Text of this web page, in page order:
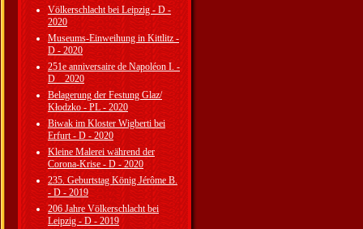
Völkerschlacht bei Leipzig - D -
2020
Museums-Einweihung in Kittlitz -
D - 2020
251e anniversaire de Napoléon I. -
D _ 2020
Belagerung der Festung Glaz/
Kłodzko - PL - 2020
Biwak im Kloster Wigberti bei
Erfurt - D - 2020
Kleine Malerei während der
Corona-Krise - D - 2020
235. Geburtstag König Jérôme B.
- D - 2019
206 Jahre Völkerschlacht bei
Leipzig - D - 2019